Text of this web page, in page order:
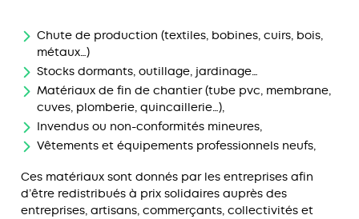
Chute de production (textiles, bobines, cuirs, bois,
métaux…)
Stocks dormants, outillage, jardinage…
Matériaux de fin de chantier (tube pvc, membrane,
cuves, plomberie, quincaillerie…),
Invendus ou non-conformités mineures,
Vêtements et équipements professionnels neufs,
Ces matériaux sont donnés par les entreprises afin
d’être redistribués à prix solidaires auprès des
entreprises, artisans, commerçants, collectivités et